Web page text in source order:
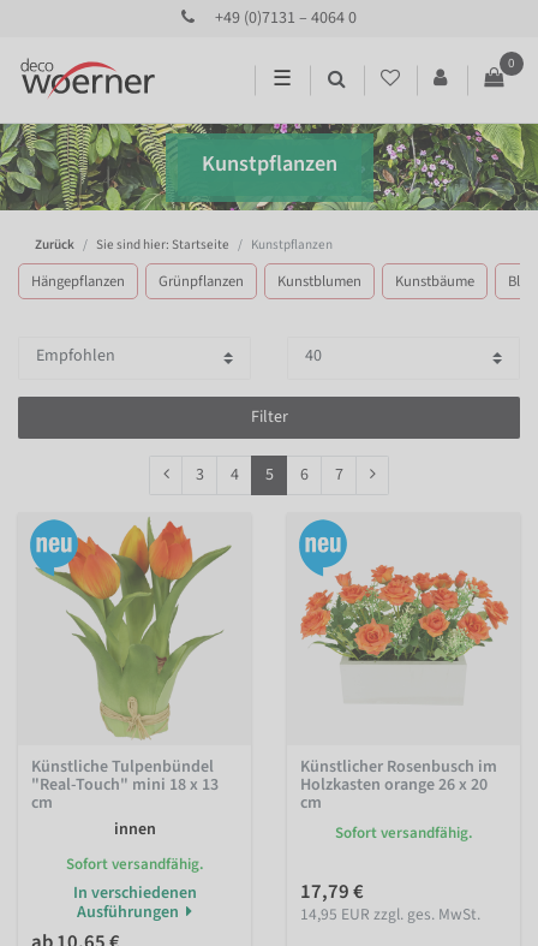
+49 (0)7131 – 4064 0
☰
0
Kunstpflanzen
Zurück Sie sind hier: Startseite Kunstpflanzen
Hängepflanzen Grünpflanzen Kunstblumen Kunstbäume
Filter
3 4 5 6 7
Künstliche Tulpenbündel
"Real-Touch" mini 18 x 13
cm
innen
Sofort versandfähig.
In verschiedenen
Ausführungen
Künstlicher Rosenbusch im
Holzkasten orange 26 x 20
cm
Sofort versandfähig.
17,79 €
14,95 EUR zzgl. ges. MwSt.